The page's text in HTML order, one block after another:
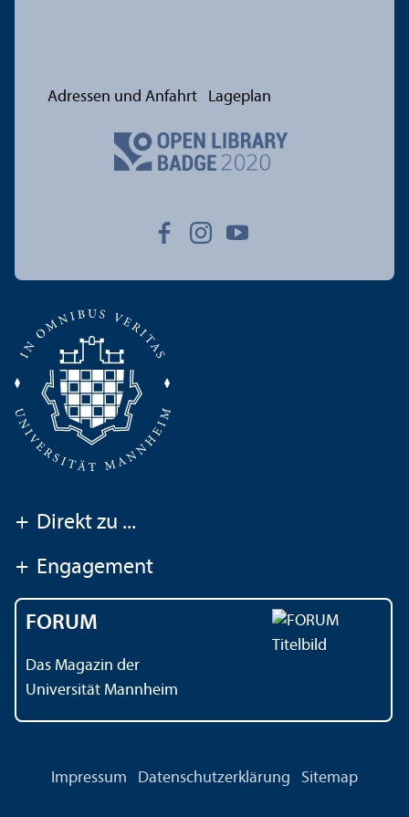
Adressen und Anfahrt Lageplan
+ Direkt zu ...
+ Engagement
FORUM
Das Magazin der
Universität Mannheim
Impressum Datenschutz­erklärung Sitemap